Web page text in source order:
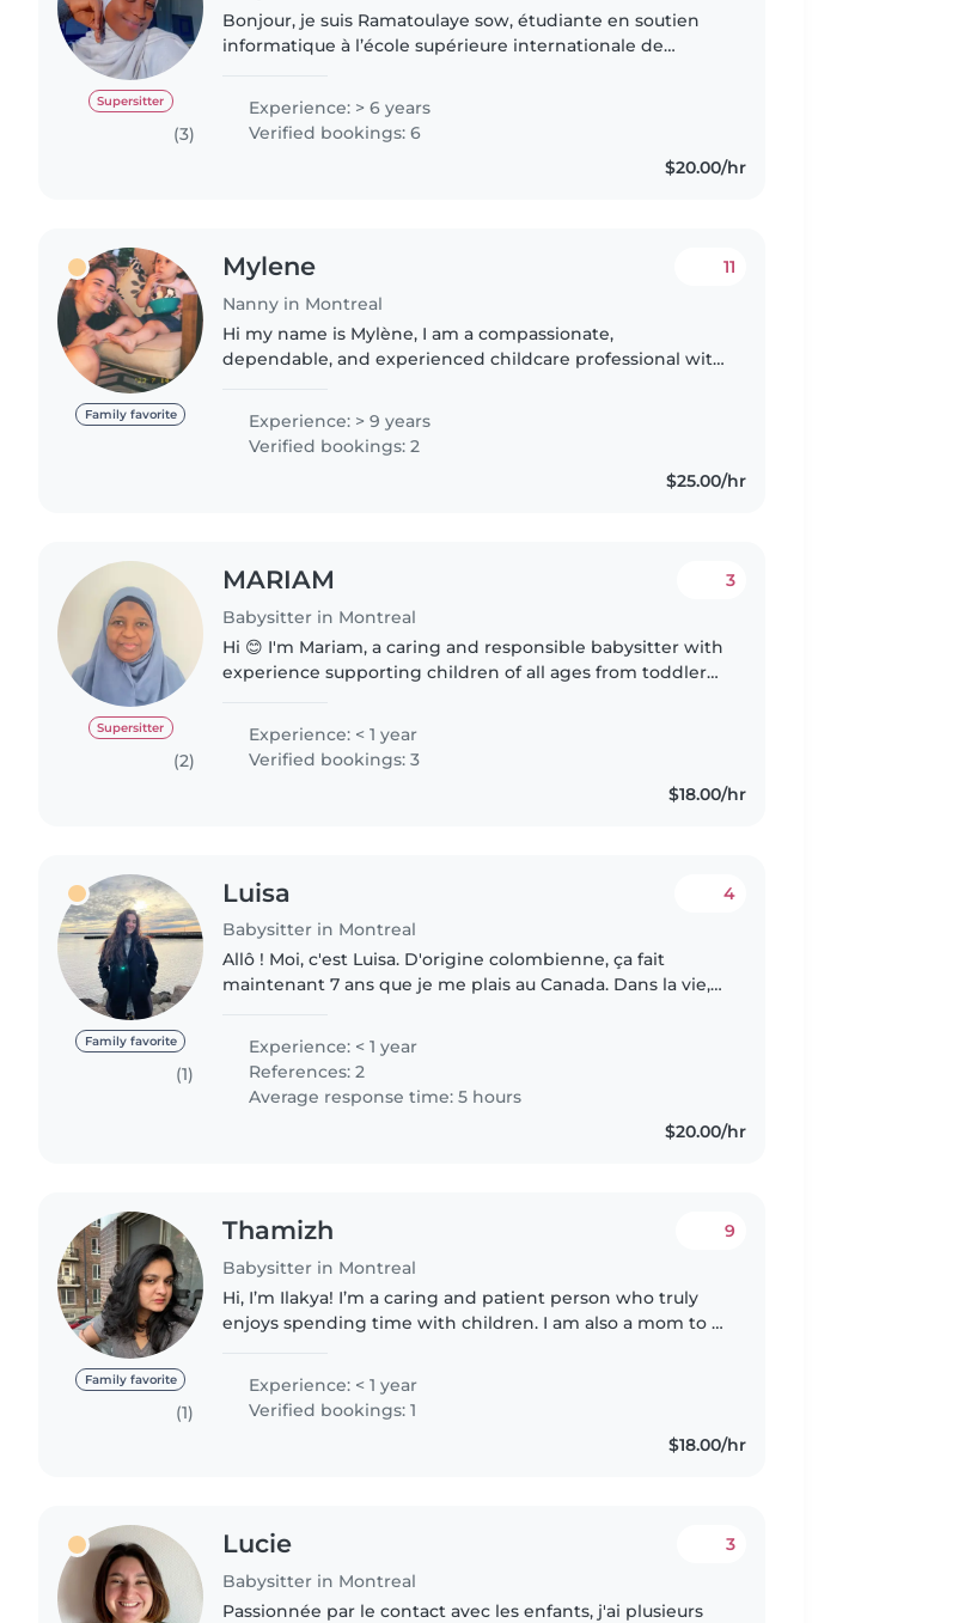
Supersitter
(3)
Bonjour, je suis Ramatoulaye sow, étudiante en soutien
informatique à l’école supérieure internationale de
permis d’acquérir de..
Experience: > 6 years
Verified bookings: 6
$20.00/hr
Family favorite
Mylene
Nanny in Montreal
11
Hi my name is Mylène, I am a compassionate,
dependable, and experienced childcare professional with
newborns through school-aged..
Experience: > 9 years
Verified bookings: 2
$25.00/hr
Supersitter
(2)
MARIAM
Babysitter in Montreal
3
Hi 😊 I'm Mariam, a caring and responsible babysitter with
experience supporting children of all ages from toddlers
Experience: < 1 year
Verified bookings: 3
$18.00/hr
Family favorite
(1)
Luisa
Babysitter in Montreal
4
Allô ! Moi, c'est Luisa. D'origine colombienne, ça fait
maintenant 7 ans que je me plais au Canada. Dans la vie,
toute mon..
Experience: < 1 year
References: 2
Average response time: 5 hours
$20.00/hr
Family favorite
(1)
Thamizh
Babysitter in Montreal
9
Hi, I’m Ilakya! I’m a caring and patient person who truly
enjoys spending time with children. I am also a mom to a
experience in looking..
Experience: < 1 year
Verified bookings: 1
$18.00/hr
Lucie
Babysitter in Montreal
3
Passionnée par le contact avec les enfants, j'ai plusieurs